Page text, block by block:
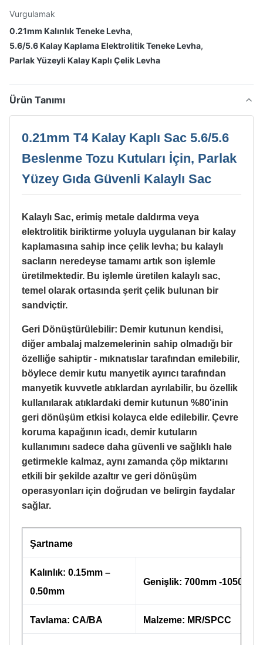
Vurgulamak
0.21mm Kalınlık Teneke Levha,
5.6/5.6 Kalay Kaplama Elektrolitik Teneke Levha,
Parlak Yüzeyli Kalay Kaplı Çelik Levha
Ürün Tanımı
0.21mm T4 Kalay Kaplı Sac 5.6/5.6
Beslenme Tozu Kutuları İçin, Parlak
Yüzey Gıda Güvenli Kalaylı Sac
Kalaylı Sac, erimiş metale daldırma veya
elektrolitik biriktirme yoluyla uygulanan bir kalay
kaplamasına sahip ince çelik levha; bu kalaylı
sacların neredeyse tamamı artık son işlemle
üretilmektedir. Bu işlemle üretilen kalaylı sac,
temel olarak ortasında şerit çelik bulunan bir
sandviçtir.
Geri Dönüştürülebilir: Demir kutunun kendisi,
diğer ambalaj malzemelerinin sahip olmadığı bir
özelliğe sahiptir - mıknatıslar tarafından emilebilir,
böylece demir kutu manyetik ayırıcı tarafından
manyetik kuvvetle atıklardan ayrılabilir, bu özellik
kullanılarak atıklardaki demir kutunun %80'inin
geri dönüşüm etkisi kolayca elde edilebilir. Çevre
koruma kapağının icadı, demir kutuların
kullanımını sadece daha güvenli ve sağlıklı hale
getirmekle kalmaz, aynı zamanda çöp miktarını
etkili bir şekilde azaltır ve geri dönüşüm
operasyonları için doğrudan ve belirgin faydalar
sağlar.
Şartname
Kalınlık: 0.15mm –
0.50mm
Genişlik: 700mm -1050mm
Tavlama: CA/BA Malzeme: MR/SPCC